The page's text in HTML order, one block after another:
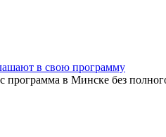
в свою программу
программа в Минске без